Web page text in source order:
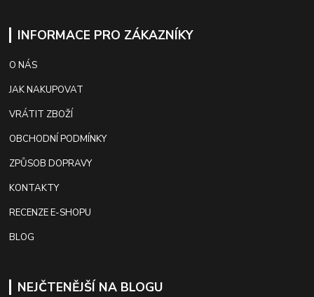
INFORMACE PRO ZÁKAZNÍKY
O NÁS
JAK NAKUPOVAT
VRÁTIT ZBOŽÍ
OBCHODNÍ PODMÍNKY
ZPŮSOB DOPRAVY
KONTAKTY
RECENZE E-SHOPU
BLOG
NEJČTENĚJŠÍ NA BLOGU